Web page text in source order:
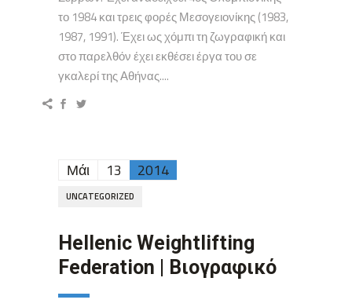
το 1984 και τρεις φορές Μεσογειονίκης (1983,
1987, 1991). Έχει ως χόμπι τη ζωγραφική και
στο παρελθόν έχει εκθέσει έργα του σε
γκαλερί της Αθήνας....
Μάι 13 2014
UNCATEGORIZED
Hellenic Weightlifting
Federation | Βιογραφικό